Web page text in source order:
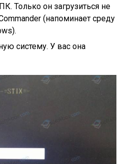
Только он загрузиться не
(напоминает среду
систему. У вас она